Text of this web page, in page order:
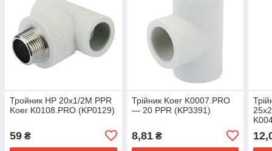
Тройник НР 20x1/2M PPR
Koer K0108.PRO (KP0129)
59 ₴
Трійник Koer K0007.PRO
— 20 PPR (KP3391)
8,81₴